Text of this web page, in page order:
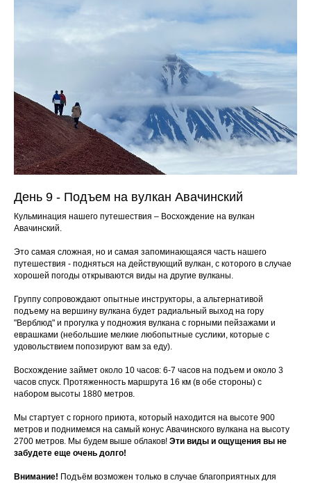
День 9 - Подъем на вулкан Авачинский
Кульминация нашего путешествия – Восхождение на вулкан
Авачинский.
Это самая сложная, но и самая запоминающаяся часть нашего
путешествия - подняться на действующий вулкан, с которого в случае
хорошей погоды открываются виды на другие вулканы.
Группу сопровождают опытные инструкторы, а альтернативой
подъему на вершину вулкана будет радиальный выход на гору
"Верблюд" и прогулка у подножия вулкана с горными пейзажами и
еврашками (небольшие мелкие любопытные суслики, которые с
удовольствием попозируют вам за еду).
Восхождение займет около 10 часов: 6-7 часов на подъем и около 3
часов спуск. Протяженность маршрута 16 км (в обе стороны) с
набором высоты 1880 метров.
Мы стартует с горного приюта, который находится на высоте 900
метров и поднимемся на самый конус Авачинского вулкана на высоту
2700 метров. Мы будем выше облаков! Эти виды и ощущения вы не
забудете еще очень долго!
Внимание! Подъём возможен только в случае благоприятных для